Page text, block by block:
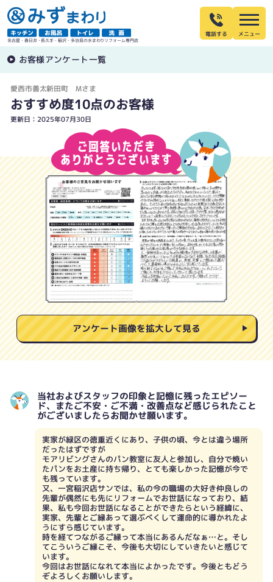
名古屋・春日井・長久手・稲沢・多治見の水まわりリフォーム専門店
電話する
お客様アンケート一覧
愛西市善太新田町 Mさま
おすすめ度10点のお客様
更新日：2025年07月30日
アンケート画像を拡大して見る
当社およびスタッフの印象と記憶に残ったエピソー
ド、またご不安・ご不満・改善点など感じられたこと
がございましたらお聞かせ願います。
実家が緑区の徳重近くにあり、子供の頃、今とは違う場所
だったはずですが
モアリビングさんのパン教室に友人と参加し、自分で焼い
たパンをお土産に持ち帰り、とても楽しかった記憶が今で
も残っています。
又、一宮稲沢店サンでは、私の今の職場の大好き仲良しの
先輩が偶然にも先にリフォームでお世話になっており、結
果、私も今回お世話になることができたらという経緯に、
実家、先輩とご縁あって選ぶべくして運命的に導かれたよ
うにすら感じています。
時を経てつながるこ゚縁って本当にあるんだなぁ…と。そし
てこういうご縁こそ、今後も大切にしていきたいと感じて
います。
今回はお世話になれて本当によかったです。今後ともどう
ぞよろしくお願いします。